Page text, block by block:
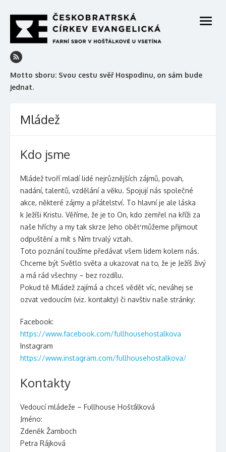
to
content
Motto sboru: Svou cestu svěř Hospodinu, on sám bude
jednat.
open
Mládež
Kdo jsme
Mládež tvoří mladí lidé nejrůznějších zájmů, povah,
nadání, talentů, vzdělání a věku. Spojují nás společné
akce, některé zájmy a přátelství. To hlavní je ale láska
k Ježíši Kristu. Věříme, že je to On, kdo zemřel na kříži za
naše hříchy a my tak skrze Jeho oběť můžeme přijmout
odpuštění a mít s Ním trvalý vztah.
Toto poznání toužíme předávat všem lidem kolem nás.
Chceme být Světlo světa a ukazovat na to, že je Ježíš živý
a má rád všechny – bez rozdílu.
Pokud tě Mládež zajímá a chceš vědět víc, neváhej se
ozvat vedoucím (viz. kontakty) či navštiv naše stránky:
Facebook:
https://www.facebook.com/fullhousehostalkova
Instagram
https://www.instagram.com/fullhousehostalkova/
Kontakty
Vedoucí mládeže – Fullhouse Hošťálková
Jméno:
Zdeněk Žamboch
Petra Rájková